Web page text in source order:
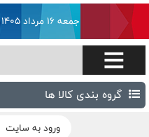
جمعه ۱۶ مرداد ۱۴۰۵ | Friday 7 August 2026
گروه بندی کالا ها
ورود به سایت